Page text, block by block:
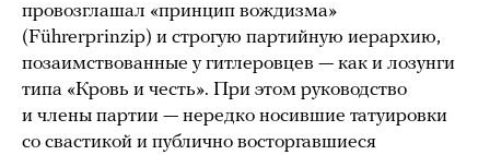
провозглашал «принцип вождизма»
(Führerprinzip) и строгую партийную иерархию,
позаимствованные у гитлеровцев — как и лозунги
типа «Кровь и честь». При этом руководство
и члены партии — нередко носившие татуировки
со свастикой и публично восторгавшиеся